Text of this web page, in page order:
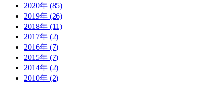
2020年 (85)
2019年 (26)
2018年 (11)
2017年 (2)
2016年 (7)
2015年 (7)
2014年 (2)
2010年 (2)